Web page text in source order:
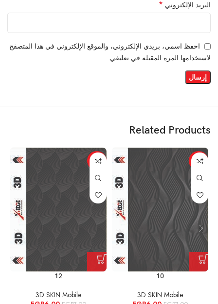
البريد الإلكتروني *
احفظ اسمي، بريدي الإلكتروني، والموقع الإلكتروني في هذا المتصفح
لاستخدامها المرة المقبلة في تعليقي.
Related Products
-14%
10
3D SKIN Mobile
-14%
12
3D SKIN Mobile